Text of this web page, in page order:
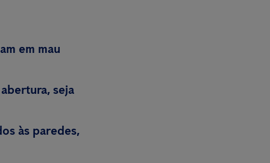
em mau
seja
às paredes,